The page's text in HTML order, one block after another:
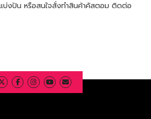
บ่งปัน หรือสนใจสั่งทำสินค้าคัสตอม ติดต่อ